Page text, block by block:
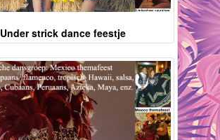
Under strick dance feestje